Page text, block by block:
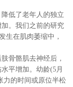
低了老年人的独立
。我们之前的研究
生在肌肉萎缩中，
骨骼肌去神经后，
平增加。幼龄(5月
力的时间或原位半松